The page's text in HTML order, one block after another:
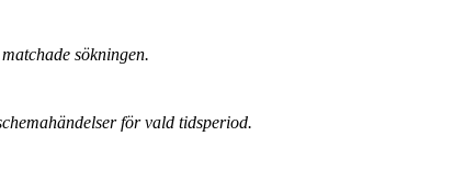
sökningen.
för vald tidsperiod.